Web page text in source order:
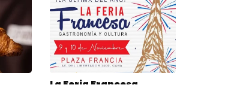
La Feria Francesa,